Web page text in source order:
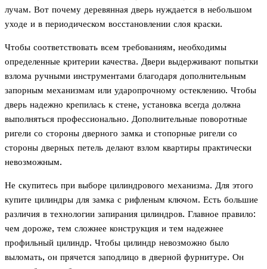
лучам. Вот почему деревянная дверь нуждается в небольшом
уходе и в периодическом восстановлении слоя краски.
Чтобы соответствовать всем требованиям, необходимы
определенные критерии качества. Двери выдерживают попытки
взлома ручными инструментами благодаря дополнительным
запорным механизмам или ударопрочному остеклению. Чтобы
дверь надежно крепилась к стене, установка всегда должна
выполняться профессионально. Дополнительные поворотные
ригели со стороны дверного замка и стопорные ригели со
стороны дверных петель делают взлом квартиры практически
невозможным.
Не скупитесь при выборе цилиндрового механизма. Для этого
купите цилиндры для замка с рифленым ключом. Есть большие
различия в технологии запирания цилиндров. Главное правило:
чем дороже, тем сложнее конструкция и тем надежнее
профильный цилиндр. Чтобы цилиндр невозможно было
выломать, он прячется заподлицо в дверной фурнитуре. Он